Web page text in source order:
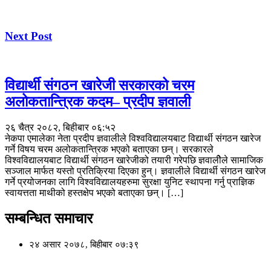
Next Post
विद्यार्थी संगठन खारेजी सरकारको चरम
अलोकतान्त्रिक कदम– प्रदीप ज्ञवाली
२६ चैत्र २०८२, बिहीबार ०६:५२
नेकपा एमालेका नेता प्रदीप ज्ञवालीले विश्वविद्यालयबाट विद्यार्थी संगठन खारेज
गर्ने विषय चरम अलोकतान्त्रिक भएको बताएका छन्। सरकारले
विश्वविद्यालयबाट विद्यार्थी संगठन खारेजीको तयारी गरेपछि ज्ञवालीेले सामाजिक
सञ्जाल मार्फत यस्तो प्रतिक्रिया दिएका हुन्। ज्ञवालीले विद्यार्थी संगठन खारेज
गर्ने प्रयोजनका लागि विश्वविद्यालयहरुमा सुरक्षा युनिट स्थापना गर्नु प्राज्ञिक
स्वायत्तता माथीको हस्तक्षेप भएको बताएका छन्। […]
सम्बन्धित समाचार
२४ असार २०७८, बिहीबार ०७:३९